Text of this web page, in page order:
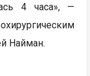
4 часа», —
Найман.